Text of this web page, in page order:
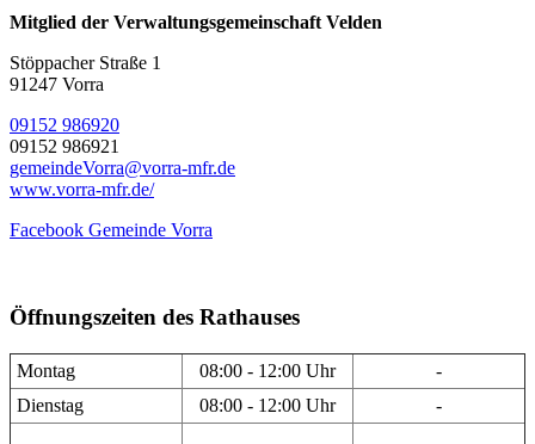
Mitglied der Verwaltungsgemeinschaft Velden
Stöppacher Straße 1
91247 Vorra
09152 986920
09152 986921
gemeindeVorra@vorra-mfr.de
www.vorra-mfr.de/
Facebook Gemeinde Vorra
Öffnungszeiten des Rathauses
Montag 08:00 - 12:00 Uhr
-
Dienstag
08:00 - 12:00 Uhr -